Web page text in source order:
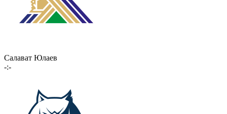
Салават Юлаев
-:-